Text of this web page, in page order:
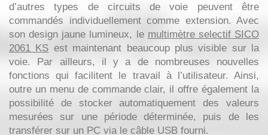
d’autres types de circuits de voie peuvent être
commandés individuellement comme extension. Avec
son design jaune lumineux, le multimètre selectif SICO
2061 KS est maintenant beaucoup plus visible sur la
voie. Par ailleurs, il y a de nombreuses nouvelles
fonctions qui facilitent le travail à l’utilisateur. Ainsi,
outre un menu de commande clair, il offre également la
possibilité de stocker automatiquement des valeurs
mesurées sur une période déterminée, puis de les
transférer sur un PC via le câble USB fourni.